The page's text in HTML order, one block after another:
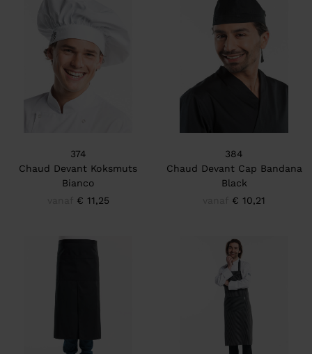
374
Chaud Devant Koksmuts
Bianco
€ 11,25
384
Chaud Devant Cap Bandana
Black
€ 10,21